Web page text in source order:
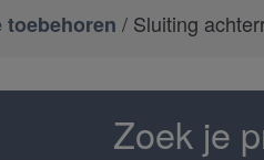
toebehoren / Sluiting
Zoek je